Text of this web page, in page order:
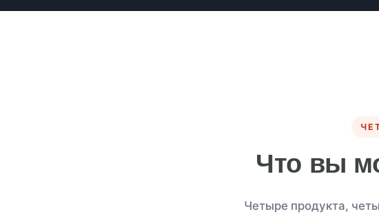
Что вы
Четыре продукта,